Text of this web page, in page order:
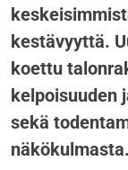
kestävyyttä.
koettu
kelpoisuuden
sekä
näkökulmasta.